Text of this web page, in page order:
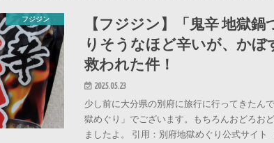
フジジン
【フジジン】「鬼辛 地獄
りそうなほど辛いが、かぼ
救われた件！
2025.05.23
少し前に大分県の別府に旅行に行ってきたん
獄めぐり」でございます。もちろんおどろお
ましたよ。 引用：別府地獄めぐり公式サイ